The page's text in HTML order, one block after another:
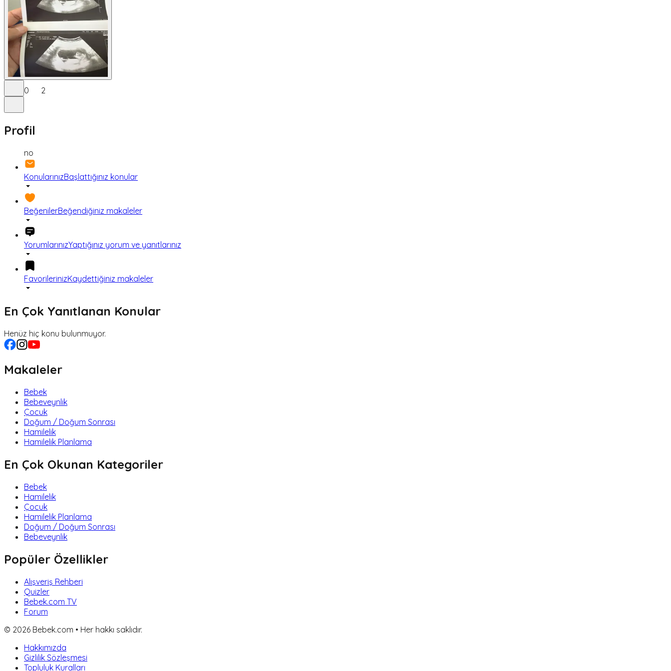
0 2
Profil
no
KonularınızBaşlattığınız konular
BeğenilerBeğendiğiniz makaleler
YorumlarınızYaptığınız yorum ve yanıtlarınız
FavorilerinizKaydettiğiniz makaleler
En Çok Yanıtlanan Konular
Henüz hiç konu bulunmuyor.
Makaleler
Bebek
Bebeveynlik
Çocuk
Doğum / Doğum Sonrası
Hamilelik
Hamilelik Planlama
En Çok Okunan Kategoriler
Bebek
Hamilelik
Çocuk
Hamilelik Planlama
Doğum / Doğum Sonrası
Bebeveynlik
Popüler Özellikler
Alışveriş Rehberi
Quizler
Bebek.com TV
Forum
© 2026 Bebek.com • Her hakkı saklıdır.
Hakkımızda
Gizlilik Sözleşmesi
Topluluk Kuralları